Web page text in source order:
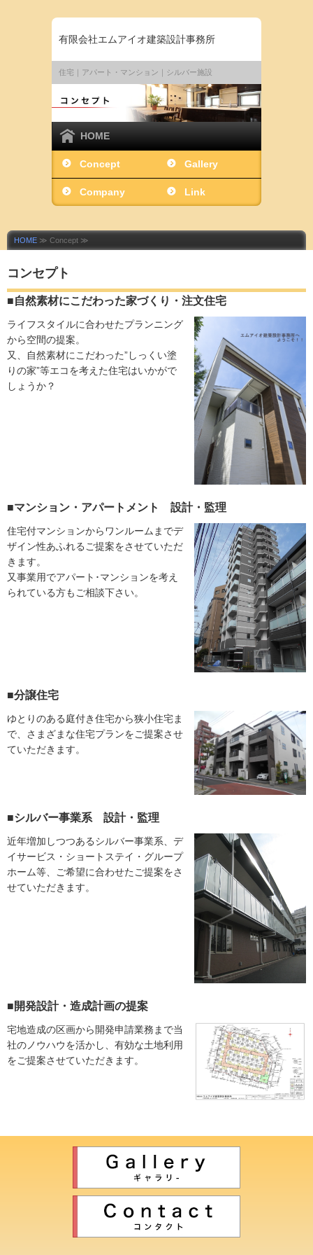
有限会社エムアイオ建築設計事務所
住宅｜アパート・マンション｜シルバー施設
HOME
Concept Gallery
Company Link
HOME ≫ Concept ≫
コンセプト
■自然素材にこだわった家づくり・注文住宅
ライフスタイルに合わせたプランニング
から空間の提案。
又、自然素材にこだわった”しっくい塗
りの家”等エコを考えた住宅はいかがで
しょうか？
■マンション・アパートメント 設計・監理
住宅付マンションからワンルームまでデ
ザイン性あふれるご提案をさせていただ
きます。
又事業用でアパート･マンションを考え
られている方もご相談下さい。
■分譲住宅
ゆとりのある庭付き住宅から狭小住宅ま
で、さまざまな住宅プランをご提案させ
ていただきます。
■シルバー事業系 設計・監理
近年増加しつつあるシルバー事業系、デ
イサービス・ショートステイ・グループ
ホーム等、ご希望に合わせたご提案をさ
せていただきます。
■開発設計・造成計画の提案
宅地造成の区画から開発申請業務まで当
社のノウハウを活かし、有効な土地利用
をご提案させていただきます。